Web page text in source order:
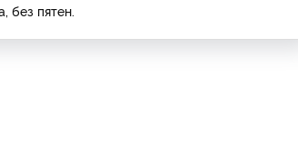
без пятен.